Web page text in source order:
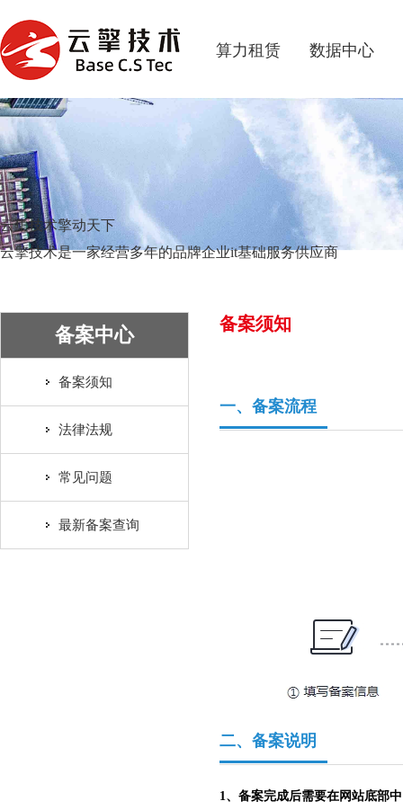
算力租赁 数据中心
云集技术擎动天下
云擎技术是一家经营多年的品牌企业it基础服务供应商
备案中心
备案须知
法律法规
常见问题
最新备案查询
备案须知
一、备案流程
二、备案说明
1、备案完成后需要在网站底部